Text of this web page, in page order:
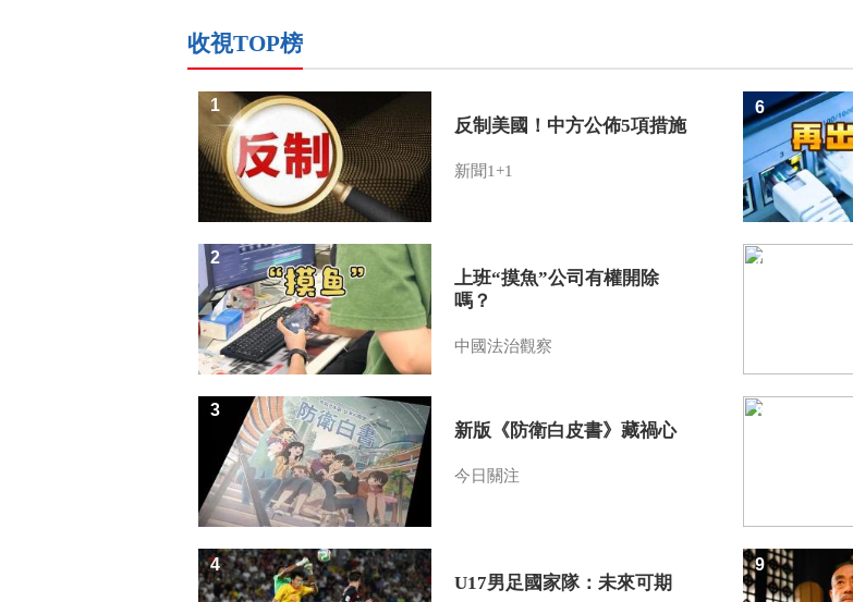
收視TOP榜
反制美國！中方公佈5項措施
新聞1+1
1
上班“摸魚”公司有權開除
嗎？
中國法治觀察
2
新版《防衛白皮書》藏禍心
今日關注
3
U17男足國家隊：未來可期
4
6
7
8
9